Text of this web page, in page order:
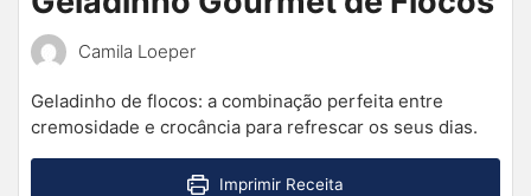
Camila Loeper
Geladinho de flocos: a combinação perfeita entre
cremosidade e crocância para refrescar os seus dias.
Imprimir Receita